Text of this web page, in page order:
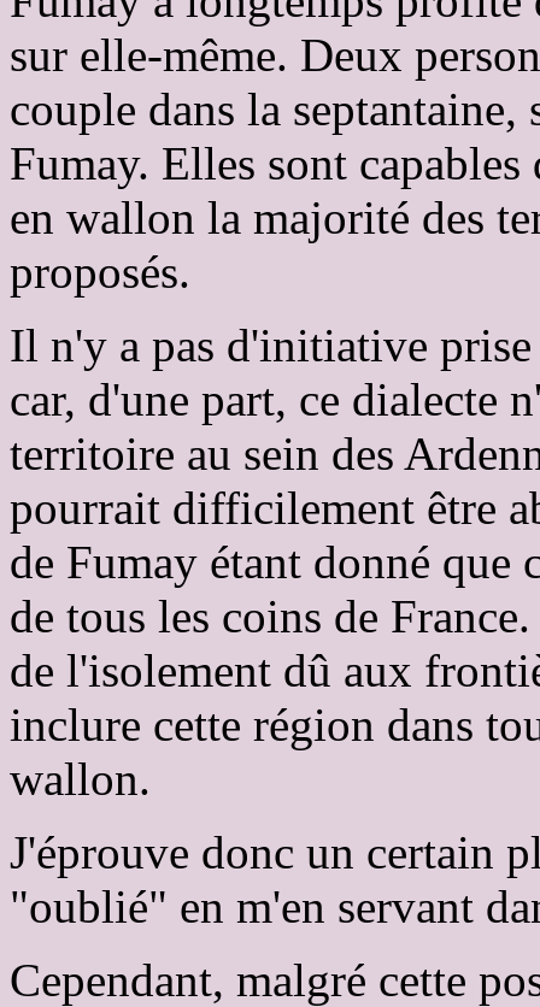
sur elle-même. Deux
couple dans la
Fumay. Elles sont
en wallon la majorité des
proposés.
Il n'y a pas d'initiative
car, d'une part, ce dialecte
territoire au sein des
pourrait difficilement être
de Fumay étant donné
de tous les coins de
de l'isolement dû aux
inclure cette région dans
wallon.
J'éprouve donc un certain
"oublié" en m'en servant
Cependant, malgré cette